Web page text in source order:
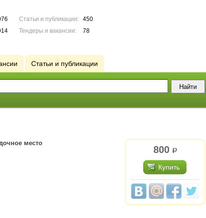
Статьи и публикации:
450
Тендеры и вакансии:
78
Статьи и публикации
800 р.
Купить
место